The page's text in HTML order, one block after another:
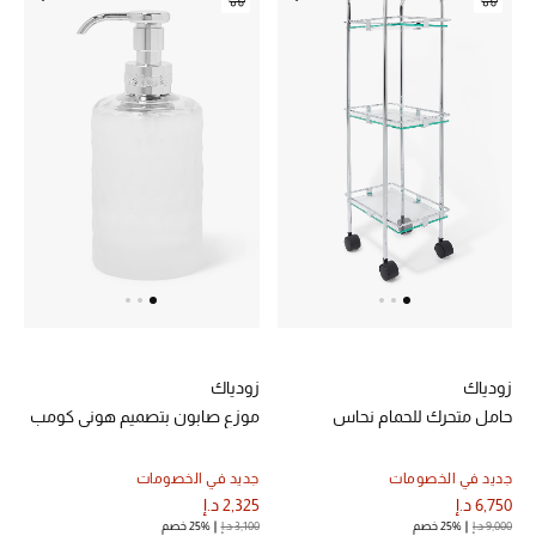
المجوهرات
عرض كل التنزيلات
مجوهرات فاخرة للنساء
مجوهرات عصرية للنساء
مجوهرات فاخرة للأطفال
زودياك
حامل متحرك للحمام نحاس
جديد في الخصومات
6,750 د.إ
9,000 د.إ 25% خصم
زودياك
موزع صابون بتصميم هوني كومب
جديد في الخصومات
2,325 د.إ
3,100 د.إ 25% خصم